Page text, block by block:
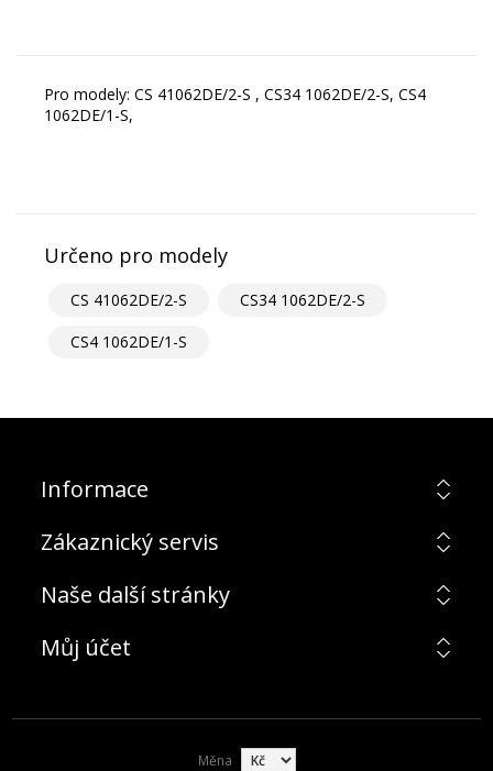
Pro modely: CS 41062DE/2-S , CS34 1062DE/2-S, CS4
1062DE/1-S,
Určeno pro modely
CS 41062DE/2-S
CS34 1062DE/2-S
CS4 1062DE/1-S
Informace
Zákaznický servis
Naše další stránky
Můj účet
Měna